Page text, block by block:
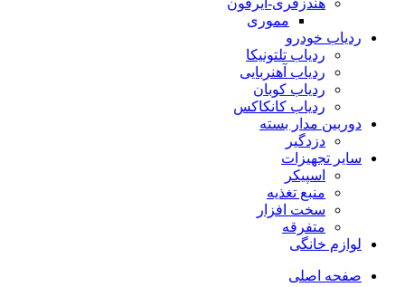
هندزفری-ایرفون
مموری
ردیاب خودرو
ردیاب تلتونیکا
ردیاب آهنربایی
ردیاب کوبان
ردیاب کانکاکس
دوربین مدار بسته
دزدگیر
سایر تجهیزات
اسپیکر
منبع تغذیه
سخت افزار
متفرقه
لوازم خانگی
صفحه اصلی